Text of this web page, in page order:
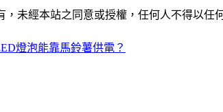
，未經本站之同意或授權，任何人不得以
燈泡能靠馬鈴薯供電？